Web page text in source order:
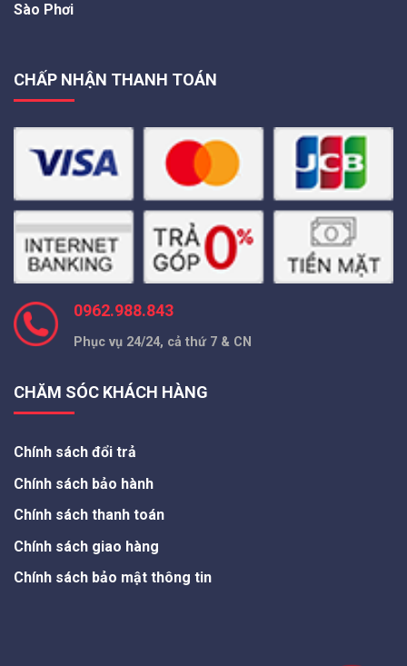
Sào Phơi
CHẤP NHẬN THANH TOÁN
0962.988.843
Phục vụ 24/24, cả thứ 7 & CN
CHĂM SÓC KHÁCH HÀNG
Chính sách đổi trả
Chính sách bảo hành
Chính sách thanh toán
Chính sách giao hàng
Chính sách bảo mật thông tin